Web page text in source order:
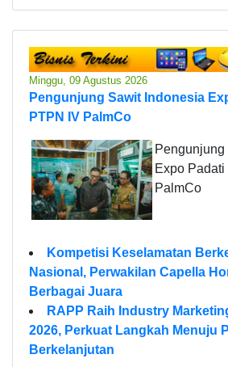
Minggu, 09 Agustus 2026
Pengunjung Sawit Indonesia
PTPN IV PalmCo
Expo
PalmCo
Kompetisi Keselamatan
Nasional, Perwakilan Capella
Berbagai Juara
RAPP Raih Industry
2026, Perkuat Langkah Menuju
Berkelanjutan